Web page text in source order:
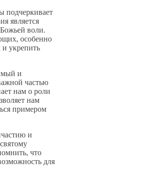
подчеркивает
является
воли.
особенно
и укрепить
и
частью
нам о роли
нам
примером
и
что
для